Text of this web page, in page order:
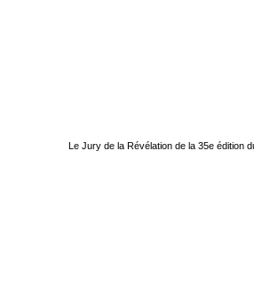
Le Jury de la Révélation de la 35e édition